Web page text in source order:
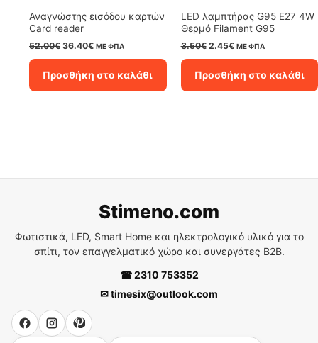
Αναγνώστης εισόδου καρτών
Card reader
52.00€ Original
52.00€.
36.40€Η
είναι:
36.40€.
ΜΕ ΦΠΑ
Προσθήκη στο καλάθι
LED λαμπτήρας G95 E27 4W
Θερμό Filament G95
3.50€ Original
3.50€.
2.45€Η
είναι:
2.45€.
ΜΕ ΦΠΑ
Προσθήκη στο καλάθι
Stimeno.com
Φωτιστικά, LED, Smart Home και ηλεκτρολογικό υλικό για το
σπίτι, τον επαγγελματικό χώρο και συνεργάτες B2B.
☎ 2310 753352
✉ timesix@outlook.com